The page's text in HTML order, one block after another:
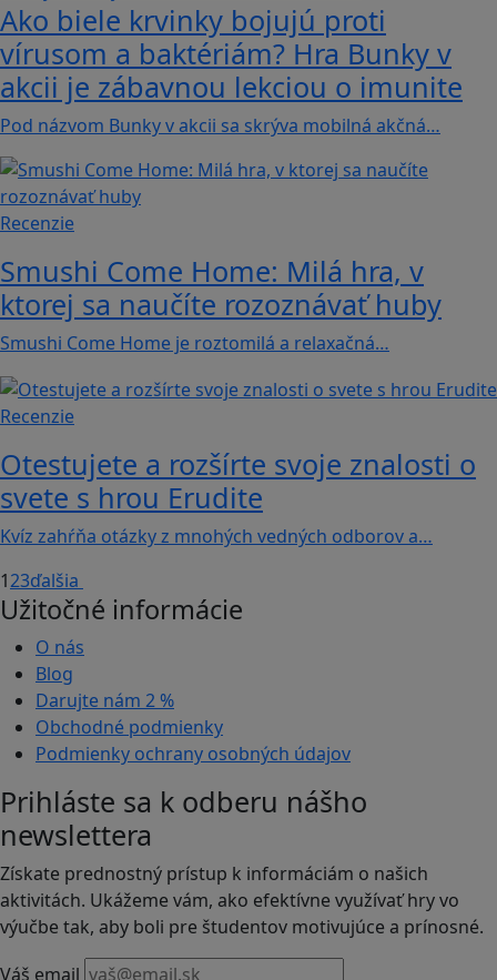
Ako biele krvinky bojujú proti
vírusom a baktériám? Hra Bunky v
akcii je zábavnou lekciou o imunite
Pod názvom Bunky v akcii sa skrýva mobilná akčná…
Recenzie
Smushi Come Home: Milá hra, v
ktorej sa naučíte rozoznávať huby
Smushi Come Home je roztomilá a relaxačná…
Recenzie
Otestujete a rozšírte svoje znalosti o
svete s hrou Erudite
Kvíz zahŕňa otázky z mnohých vedných odborov a…
123ďalšia
Užitočné informácie
O nás
Blog
Darujte nám 2 %
Obchodné podmienky
Podmienky ochrany osobných údajov
Prihláste sa k odberu nášho
newslettera
Získate prednostný prístup k informáciám o našich
aktivitách. Ukážeme vám, ako efektívne využívať hry vo
výučbe tak, aby boli pre študentov motivujúce a prínosné.
Váš email